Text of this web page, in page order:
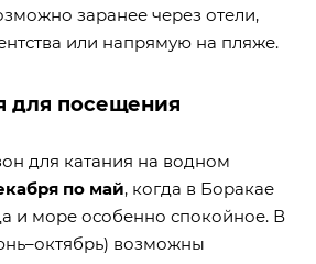
заранее через отели,
или напрямую на пляже.
для посещения
для катания на водном
по май, когда в Боракае
и море особенно спокойное. В
возможны